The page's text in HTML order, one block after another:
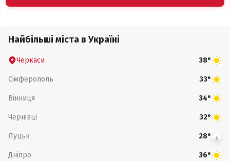
Найбільші міста в Україні
Черкаси 38°
Сімферополь 33°
Вінниця 34°
Чернівці 32°
Луцьк 28°
Дніпро 36°